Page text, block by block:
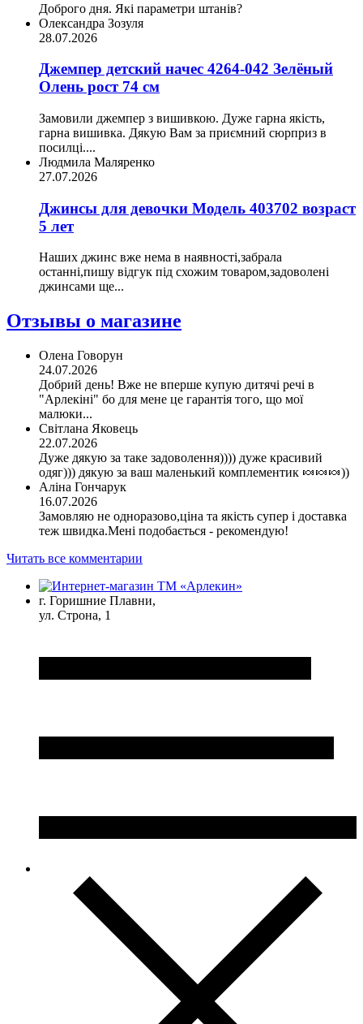
Доброго дня. Які параметри штанів?
Олександра Зозуля
28.07.2026
Джемпер детский начес 4264-042 Зелёный
Олень рост 74 см
Замовили джемпер з вишивкою. Дуже гарна якість,
гарна вишивка. Дякую Вам за приємний сюрприз в
посилці....
Людмила Маляренко
27.07.2026
Джинсы для девочки Модель 403702 возраст
5 лет
Наших джинс вже нема в наявності,забрала
останні,пишу відгук під схожим товаром,задоволені
джинсами ще...
Отзывы о магазине
Олена Говорун
24.07.2026
Добрий день! Вже не вперше купую дитячі речі в
"Арлекіні" бо для мене це гарантія того, що мої
малюки...
Світлана Яковець
22.07.2026
Дуже дякую за таке задоволення)))) дуже красивий
одяг))) дякую за ваш маленький комплементик 🍬🍬🍬))
Аліна Гончарук
16.07.2026
Замовляю не одноразово,ціна та якість супер і доставка
теж швидка.Мені подобається - рекомендую!
Читать все комментарии
г. Горишние Плавни,
ул. Строна, 1